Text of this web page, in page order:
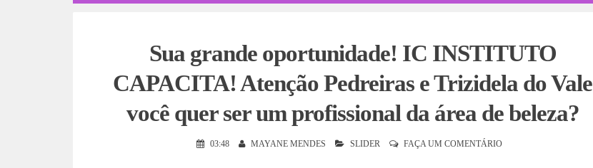
Sua grande oportunidade! IC INSTITUTO
CAPACITA! Atenção Pedreiras e Trizidela do Vale
você quer ser um profissional da área de beleza?
03:48 MAYANE MENDES SLIDER FAÇA UM COMENTÁRIO